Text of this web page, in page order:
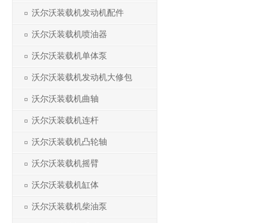
沃尔沃装载机发动机配件
沃尔沃装载机喷油器
沃尔沃装载机单体泵
沃尔沃装载机发动机大修包
沃尔沃装载机曲轴
沃尔沃装载机连杆
沃尔沃装载机凸轮轴
沃尔沃装载机摇臂
沃尔沃装载机缸体
沃尔沃装载机柴油泵